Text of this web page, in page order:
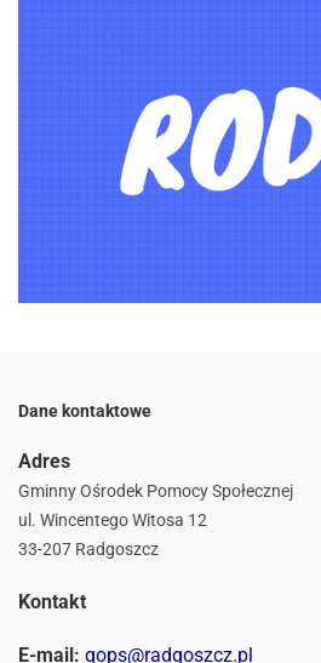
Dane kontaktowe
Adres
Gminny Ośrodek Pomocy Społecznej
ul. Wincentego Witosa 12
33-207 Radgoszcz
Kontakt
E-mail: gops@radgoszcz.pl